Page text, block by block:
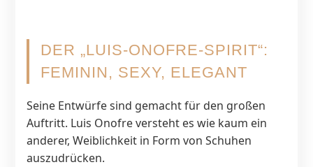
DER „LUIS-ONOFRE-SPIRIT“:
FEMININ, SEXY, ELEGANT
Seine Entwürfe sind gemacht für den großen
Auftritt. Luis Onofre versteht es wie kaum ein
anderer, Weiblichkeit in Form von Schuhen
auszudrücken.